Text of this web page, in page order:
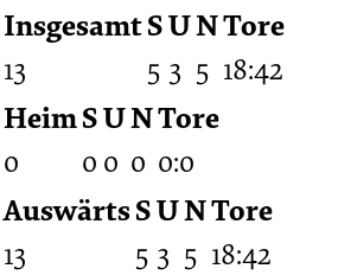
InsgesamtSUNTore
13 5 3 5 18:42
HeimSUNTore
0 0 0 0 0:0
AuswärtsSUNTore
13 5 3 5 18:42